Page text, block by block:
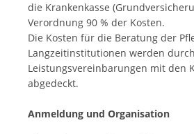
die Krankenkasse
Verordnung 90 % der Kosten.
Die Kosten für die Beratung der
Langzeitinstitutionen werden durch
Leistungsvereinbarungen mit den
abgedeckt.
Anmeldung und Organisation